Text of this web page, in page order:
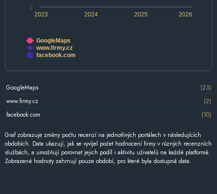
2024 2026
2023 2025
0
GoogleMaps
www.firmy.cz
facebook.com
GoogleMaps
(23)
www.firmy.cz
(2)
facebook.com
(10)
Graf zobrazuje změny počtu recenzí na jednotlivých portálech v následujících
obdobích. Data ukazují, jak se vyvíjel počet hodnocení firmy v různých recenzních
službách, a umožňují porovnat jejich podíl i aktivitu uživatelů na každé platformě.
Zobrazené hodnoty zahrnují pouze období, pro které byla dostupná data.